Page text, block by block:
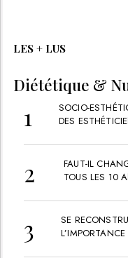
LES + LUS
Diététique &
SOCIO-
DES
FAUT-IL
TOUS LES 10
SE